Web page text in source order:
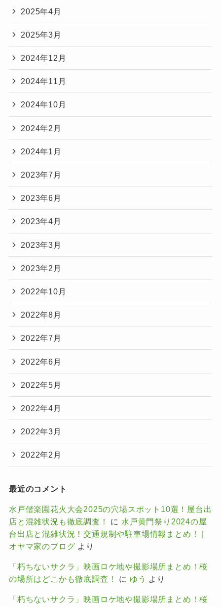
2025年4月
2025年3月
2024年12月
2024年11月
2024年10月
2024年2月
2024年1月
2023年7月
2023年6月
2023年4月
2023年3月
2023年2月
2022年10月
2022年8月
2022年7月
2022年6月
2022年5月
2022年4月
2022年3月
2022年2月
最近のコメント
水戸偕楽園花火大会2025の穴場スポット10選！屋台出
店と混雑状況も徹底調査！
に 水戸黄門祭り2024の屋
台出店と混雑状況！交通規制や駐車場情報まとめ！ |
オヤマ家のブログ より
「朽ちないサクラ」映画ロケ地や撮影場所まとめ！桜
の場所はどこかも徹底調査！
に ゆう より
「朽ちないサクラ」映画ロケ地や撮影場所まとめ！桜